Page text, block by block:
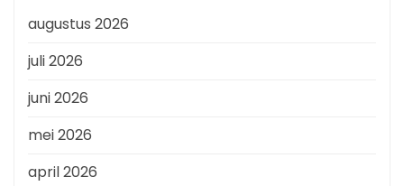
augustus 2026
juli 2026
juni 2026
mei 2026
april 2026